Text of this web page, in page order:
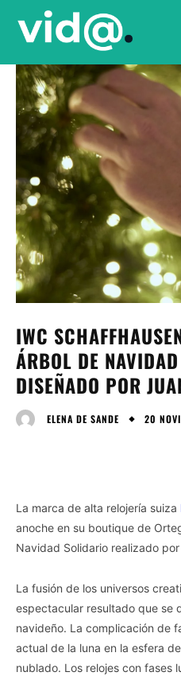
IWC
ÁRBOL DE
DISEÑADO POR
ELENA DE SANDE 20
La marca de alta relojería suiza
anoche en su boutique de
Navidad Solidario realizado
La fusión de los universos
espectacular resultado que se
navideño. La complicación de
actual de la luna en la esfera
nublado. Los relojes con fases